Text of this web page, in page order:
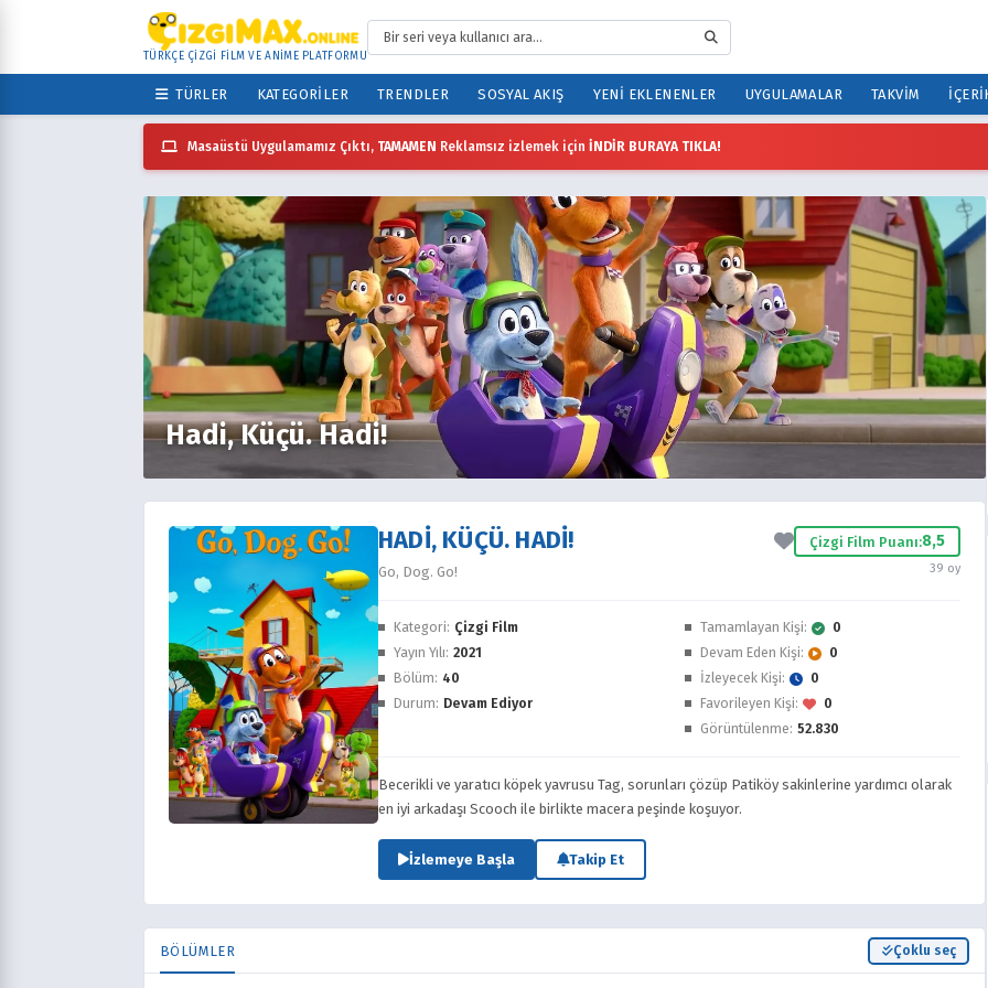
TÜRKÇE ÇİZGİ FİLM VE ANİME PLATFORMU
TÜRLER KATEGORILER TRENDLER SOSYAL AKIŞ YENI EKLENENLER UYGULAMALAR TAKVIM
Masaüstü Uygulamamız Çıktı, TAMAMEN Reklamsız izlemek için İNDİR BURAYA TIKLA!
Hadi, Küçü. Hadi!
HADI, KÜÇÜ. HADI!
Go, Dog. Go!
Çizgi Film Puanı:8,5
39 oy
Kategori: Çizgi Film
Yayın Yılı: 2021
Bölüm: 40
Durum: Devam Ediyor
Tamamlayan Kişi:
0
Devam Eden Kişi:
0
İzleyecek Kişi:
0
Favorileyen Kişi:
0
Görüntülenme: 52.830
Becerikli ve yaratıcı köpek yavrusu Tag, sorunları çözüp Patiköy sakinlerine yardımcı olarak
en iyi arkadaşı Scooch ile birlikte macera peşinde koşuyor.
İzlemeye Başla Takip Et
BÖLÜMLER Çoklu seç